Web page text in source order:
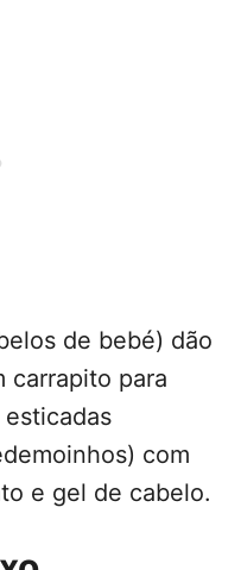
de bebé) dão
carrapito para
com
e gel de cabelo.